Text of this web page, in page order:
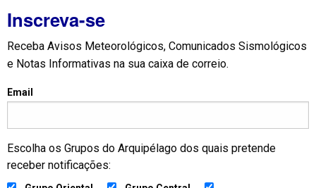
Inscreva-se
Receba Avisos Meteorológicos, Comunicados Sismológicos
e Notas Informativas na sua caixa de correio.
Email
Escolha os Grupos do Arquipélago dos quais pretende
receber notificações: